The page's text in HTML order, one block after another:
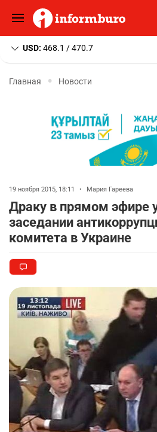
USD: 468.1 / 470.7
Главная Новости
19 ноября 2015, 18:11 • Мария Гареева
Драку в прямом эфире
заседании
комитета в Украине